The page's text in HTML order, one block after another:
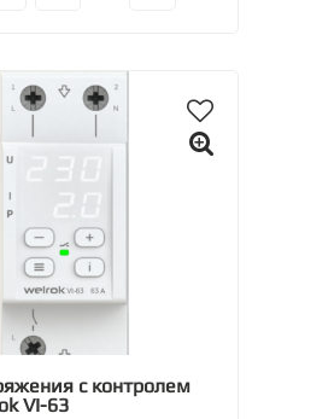
с контролем
VI-63